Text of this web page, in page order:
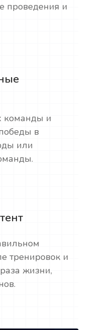
проведения и
команды и
в
или
тренировок и
жизни,